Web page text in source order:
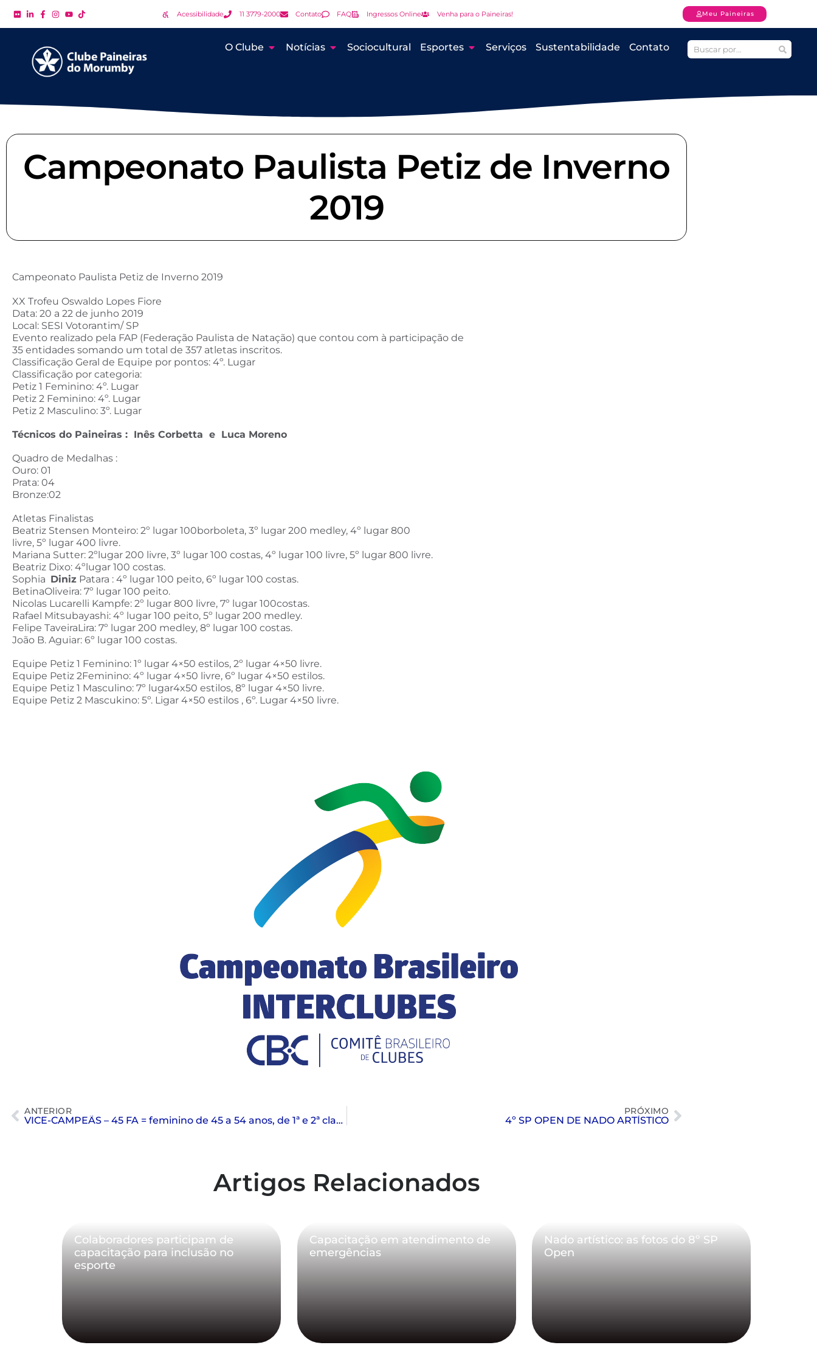
Acessibilidade 11 3779-2000 Contato FAQ Ingressos Online Venha para o Paineiras! Meu Paineiras
O Clube Notícias Sociocultural Esportes Serviços Sustentabilidade Contato
Campeonato Paulista Petiz de Inverno
2019
Campeonato Paulista Petiz de Inverno 2019
XX Trofeu Oswaldo Lopes Fiore
Data: 20 a 22 de junho 2019
Local: SESI Votorantim/ SP
Evento realizado pela FAP (Federação Paulista de Natação) que contou com à participação de
35 entidades somando um total de 357 atletas inscritos.
Classificação Geral de Equipe por pontos: 4º. Lugar
Classificação por categoria:
Petiz 1 Feminino: 4º. Lugar
Petiz 2 Feminino: 4º. Lugar
Petiz 2 Masculino: 3º. Lugar
Técnicos do Paineiras : Inês Corbetta e Luca Moreno
Quadro de Medalhas :
Ouro: 01
Prata: 04
Bronze:02
Atletas Finalistas
Beatriz Stensen Monteiro: 2º lugar 100borboleta, 3º lugar 200 medley, 4º lugar 800
livre, 5º lugar 400 livre.
Mariana Sutter: 2ºlugar 200 livre, 3º lugar 100 costas, 4º lugar 100 livre, 5º lugar 800 livre.
Beatriz Dixo: 4ºlugar 100 costas.
Sophia Diniz Patara : 4º lugar 100 peito, 6º lugar 100 costas.
BetinaOliveira: 7º lugar 100 peito.
Nicolas Lucarelli Kampfe: 2º lugar 800 livre, 7º lugar 100costas.
Rafael Mitsubayashi: 4º lugar 100 peito, 5º lugar 200 medley.
Felipe TaveiraLira: 7º lugar 200 medley, 8º lugar 100 costas.
João B. Aguiar: 6º lugar 100 costas.
Equipe Petiz 1 Feminino: 1º lugar 4×50 estilos, 2º lugar 4×50 livre.
Equipe Petiz 2Feminino: 4º lugar 4×50 livre, 6º lugar 4×50 estilos.
Equipe Petiz 1 Masculino: 7º lugar4x50 estilos, 8º lugar 4×50 livre.
Equipe Petiz 2 Mascukino: 5º. Ligar 4×50 estilos , 6º. Lugar 4×50 livre.
ANTERIOR
VICE-CAMPEÃS – 45 FA = feminino de 45 a 54 anos, de 1ª e 2ª classes
PRÓXIMO
4º SP OPEN DE NADO ARTÍSTICO
Artigos Relacionados
Colaboradores participam de
capacitação para inclusão no
esporte
Capacitação em atendimento de
emergências
Nado artístico: as fotos do 8º SP
Open